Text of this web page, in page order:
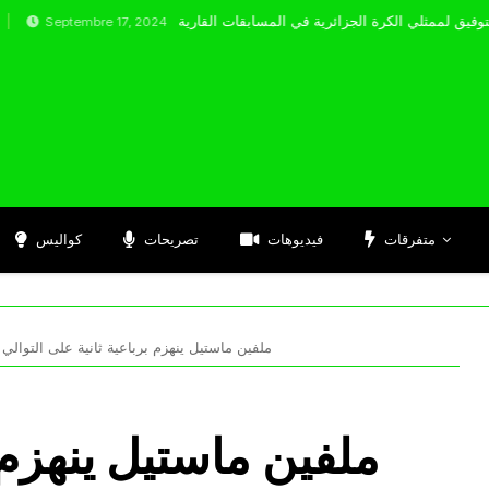
17, 2024
كواليس تصريحات فيديوهات متفرقات
ملفين ماستيل ينهزم برباعية ثانية على
ملفين ماستيل